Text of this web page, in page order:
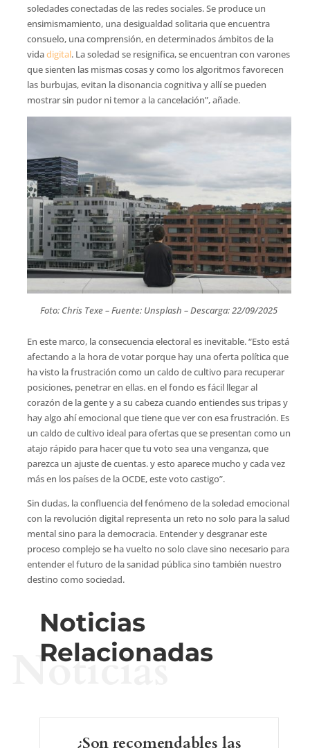
soledades conectadas de las redes sociales. Se produce un
ensimismamiento, una desigualdad solitaria que encuentra
consuelo, una comprensión, en determinados ámbitos de la
vidadigital. La soledad se resignifica, se encuentran con varones
que sienten las mismas cosas y como los algoritmos favorecen
las burbujas, evitan la disonancia cognitiva y allí se pueden
mostrar sin pudor ni temor a la cancelación”, añade.
Foto: Chris Texe – Fuente: Unsplash – Descarga: 22/09/2025
En este marco, la consecuencia electoral es inevitable. “Esto está
afectando a la hora de votar porque hay una oferta política que
ha visto la frustración como un caldo de cultivo para recuperar
posiciones, penetrar en ellas. en el fondo es fácil llegar al
corazón de la gente y a su cabeza cuando entiendes sus tripas y
hay algo ahí emocional que tiene que ver con esa frustración. Es
un caldo de cultivo ideal para ofertas que se presentan como un
atajo rápido para hacer que tu voto sea una venganza, que
parezca un ajuste de cuentas. y esto aparece mucho y cada vez
más en los países de la OCDE, este voto castigo”.
Sin dudas, la confluencia del fenómeno de la soledad emocional
con la revolución digital representa un reto no solo para la salud
mental sino para la democracia. Entender y desgranar este
proceso complejo se ha vuelto no solo clave sino necesario para
entender el futuro de la sanidad pública sino también nuestro
destino como sociedad.
Noticias
Relacionadas
Noticias
¿Son recomendables las